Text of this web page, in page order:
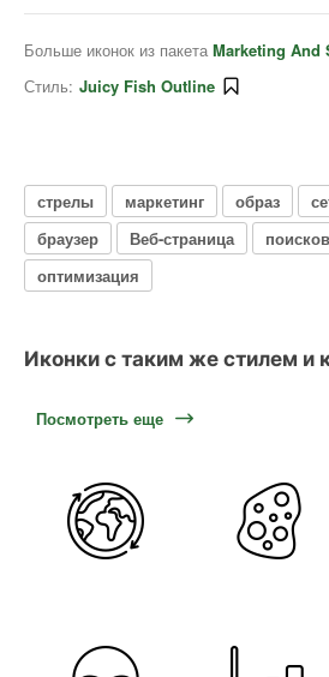
Больше иконок из пакета Marketing And
Стиль: Juicy Fish Outline
стрелы маркетинг образ
браузер
Веб-страница
оптимизация
Иконки с таким же стилем и
Посмотреть еще